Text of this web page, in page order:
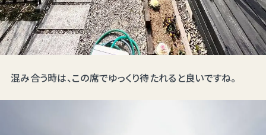
混み合う時は、この席でゆっくり待たれると良いですね。